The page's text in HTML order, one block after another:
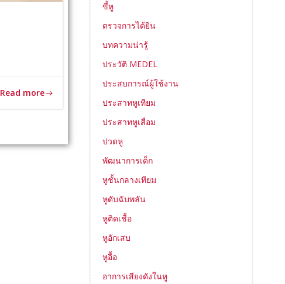
Read more
ขี้หู
ตรวจการได้ยิน
บทความน่ารู้
ประวัติ MEDEL
ประสบการณ์ผู้ใช้งาน
ประสาทหูเทียม
ประสาทหูเสื่อม
ปวดหู
พัฒนาการเด็ก
หูชั้นกลางเทียม
หูดับฉับพลัน
หูติดเชื้อ
หูอักเสบ
หูอื้อ
อาการเสียงดังในหู